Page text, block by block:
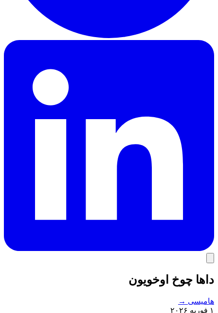
داها چوخ اوخویون
هامیسی →
۱ فوریه ۲۰۲۶